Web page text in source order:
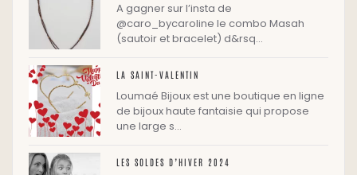
A gagner sur l’insta de
@caro_bycaroline le combo Masah
(sautoir et bracelet) d&rsq…
LA SAINT-VALENTIN
Loumaé Bijoux est une boutique en ligne
de bijoux haute fantaisie qui propose
une large s…
LES SOLDES D’HIVER 2024